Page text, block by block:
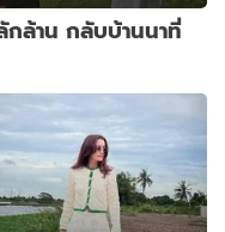
ล้าน กลับบ้านนาที่